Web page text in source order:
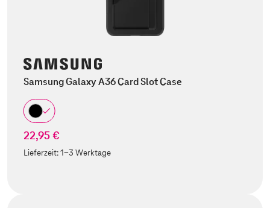
Samsung Galaxy A36 Card Slot Case
22,95 €
Lieferzeit:1-3 Werktage